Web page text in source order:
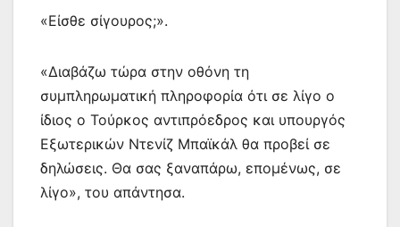
«Είσθε σίγουρος;».
«Διαβάζω τώρα στην οθόνη τη
συμπληρωματική πληροφορία ότι σε λίγο ο
ίδιος ο Τούρκος αντιπρόεδρος και υπουργός
Εξωτερικών Ντενίζ Μπαϊκάλ θα προβεί σε
δηλώσεις. Θα σας ξαναπάρω, επομένως, σε
λίγο», του απάντησα.